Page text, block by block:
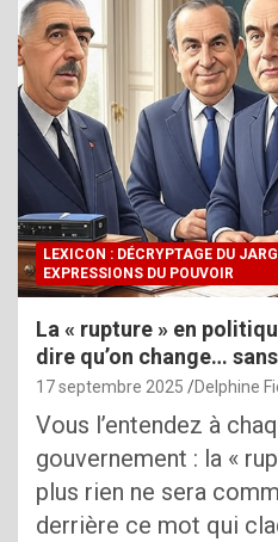
LEXICON : DÉCRYPTAGE DU
EXPRESSIONS DU POUVOIR
La « rupture » en
dire qu’on change…
17 septembre 2025 Delphine
Vous l’entendez à
gouvernement : la «
plus rien ne sera
derrière ce mot qui